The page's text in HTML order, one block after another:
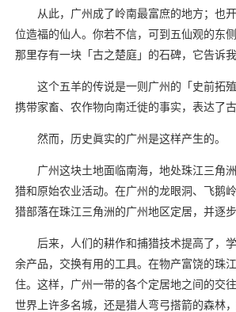
从此，广州成了岭南最富庶的地方；也
位造福的仙人。你若不信，可到五仙观的东
那里存有一块「古之楚庭」的石碑，它告诉
这个五羊的传说是一则广州的「史前拓
携带家畜、农作物向南迁徙的事实，表达了
然而，历史眞实的广州是这样产生的。
广州这块土地面临南海，地处珠江三角
猎和原始农业活动。在广州的龙眼洞、飞鹅
猎部落在珠江三角洲的广州地区定居，并逐
后来，人们的耕作和捕猎技术提高了，
余产品，交换有用的工具。在物产富饶的珠
住。这样，广州一带的各个定居地之间的交
世界上许多名城，还是猎人弯弓搭箭的森林